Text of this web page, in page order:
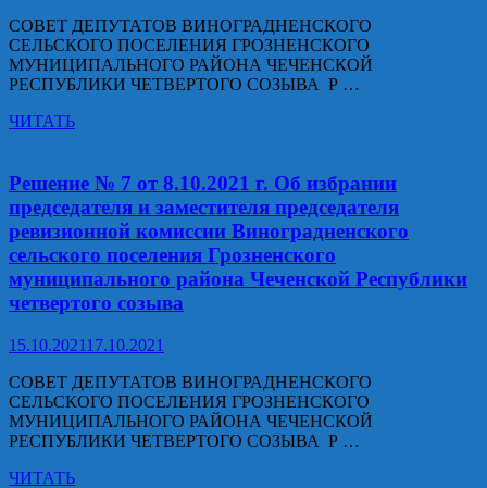
СОВЕТ ДЕПУТАТОВ ВИНОГРАДНЕНСКОГО
СЕЛЬСКОГО ПОСЕЛЕНИЯ ГРОЗНЕНСКОГО
МУНИЦИПАЛЬНОГО РАЙОНА ЧЕЧЕНСКОЙ
РЕСПУБЛИКИ ЧЕТВЕРТОГО СОЗЫВА Р …
Решение
от
8.10.2021
г.
О
прекращении
полномочий
главы
администрации
Виноградненского
сельского
поселения
Грозненского
муниципального
района
Чеченской
Республики
ЧИТАТЬ
Решение № 7 от 8.10.2021 г. Об избрании
председателя и заместителя председателя
ревизионной комиссии Виноградненского
сельского поселения Грозненского
муниципального района Чеченской Республики
четвертого созыва
15.10.202117.10.2021
СОВЕТ ДЕПУТАТОВ ВИНОГРАДНЕНСКОГО
СЕЛЬСКОГО ПОСЕЛЕНИЯ ГРОЗНЕНСКОГО
МУНИЦИПАЛЬНОГО РАЙОНА ЧЕЧЕНСКОЙ
РЕСПУБЛИКИ ЧЕТВЕРТОГО СОЗЫВА Р …
Решение
ЧИТАТЬ